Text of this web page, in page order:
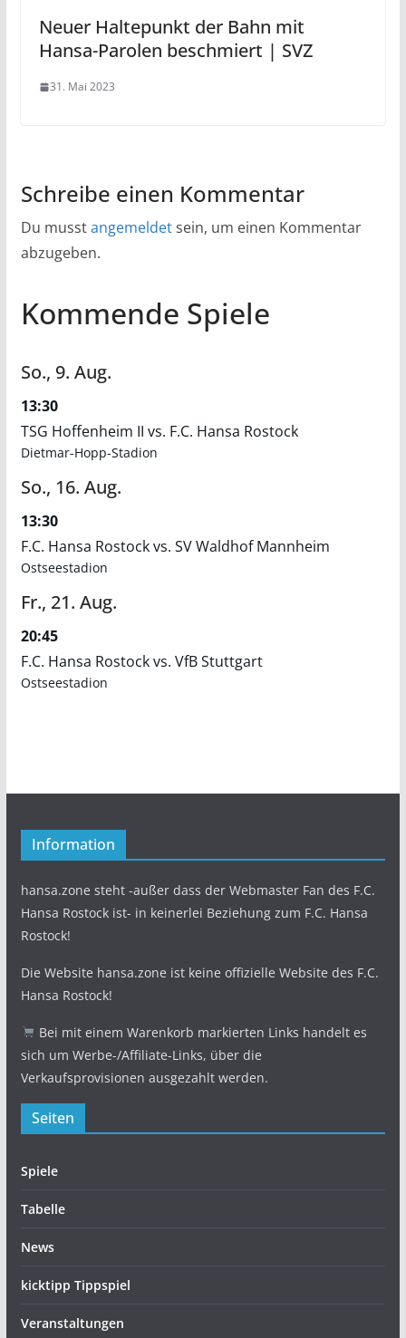
Neuer Haltepunkt der Bahn mit
Hansa-Parolen beschmiert | SVZ
31. Mai 2023
Schreibe einen Kommentar
Du musstangemeldetsein, um einen Kommentar
abzugeben.
Kommende Spiele
So., 9. Aug.
13:30
TSG Hoffenheim II vs. F.C. Hansa Rostock
Dietmar-Hopp-Stadion
So., 16. Aug.
13:30
F.C. Hansa Rostock vs. SV Waldhof Mannheim
Ostseestadion
Fr., 21. Aug.
20:45
F.C. Hansa Rostock vs. VfB Stuttgart
Ostseestadion
Information
hansa.zone steht -außer dass der Webmaster Fan des F.C.
Hansa Rostock ist- in keinerlei Beziehung zum F.C. Hansa
Rostock!
Die Website hansa.zone ist keine offizielle Website des F.C.
Hansa Rostock!
Bei mit einem Warenkorb markierten Links handelt es
sich um Werbe-/Affiliate-Links, über die
Verkaufsprovisionen ausgezahlt werden.
Seiten
Spiele
Tabelle
News
kicktipp Tippspiel
Veranstaltungen